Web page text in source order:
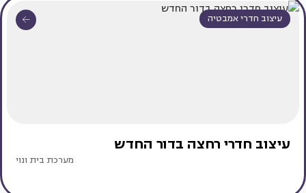
עיצוב חדרי אמבטיה
עיצוב חדרי רחצה בדור החדש
מערכת בית ונוי